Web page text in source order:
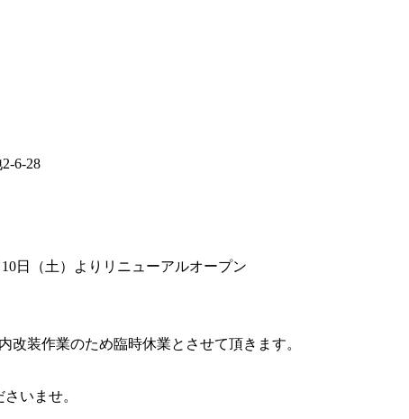
6-28
日（土）よりリニューアルオープン
改装作業のため臨時休業とさせて頂きます。
いませ。